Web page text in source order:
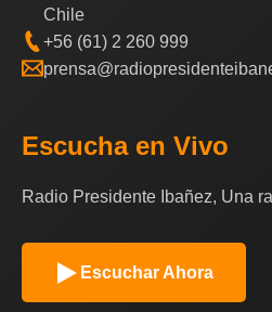
Chile
+56 (61) 2 260 999
Escucha en Vivo
Radio Presidente Ibañez, Una
Escuchar Ahora